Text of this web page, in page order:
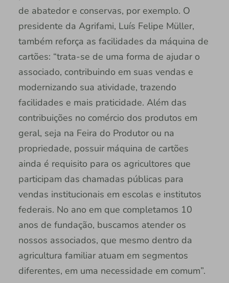
de abatedor e conservas, por exemplo. O
presidente da Agrifami, Luís Felipe Müller,
também reforça as facilidades da máquina de
cartões: “trata-se de uma forma de ajudar o
associado, contribuindo em suas vendas e
modernizando sua atividade, trazendo
facilidades e mais praticidade. Além das
contribuições no comércio dos produtos em
geral, seja na Feira do Produtor ou na
propriedade, possuir máquina de cartões
ainda é requisito para os agricultores que
participam das chamadas públicas para
vendas institucionais em escolas e institutos
federais. No ano em que completamos 10
anos de fundação, buscamos atender os
nossos associados, que mesmo dentro da
agricultura familiar atuam em segmentos
diferentes, em uma necessidade em comum”.